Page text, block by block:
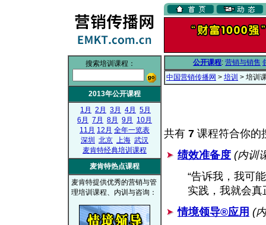
搜索培训课程：
2013年公开课程
1月
2月 3月 4月
5月
6月
7月 8月 9月
10月
11月 12月 全年一览表
深圳
北京 上海 武汉
麦肯特经典培训课程
麦肯特热点课程
麦肯特提供优秀的营销与管
理培训课程、内训与咨询：
公开课程: 营销与销售
中国营销传播网 > 培训 > 培训
共有 7 课程符合你的
绩效准备度 (内训
“告诉我，我可
实践，我就会真
情境领导®应用 (